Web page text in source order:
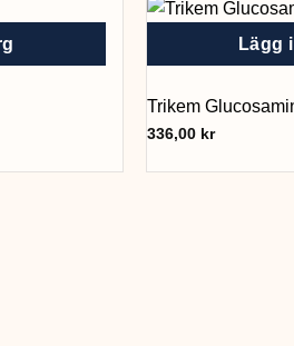
Lägg
Trikem
336,00 kr